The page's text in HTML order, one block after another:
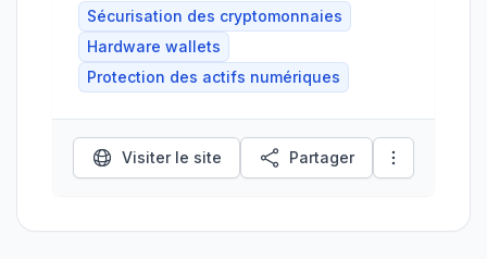
Sécurisation des cryptomonnaies
Hardware wallets
Protection des actifs numériques
Visiter le site Partager